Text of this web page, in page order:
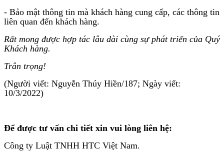
- Bảo mật thông tin mà khách hàng cung cấp, các thông tin
liên quan đến khách hàng.
Rất mong được hợp tác lâu dài cùng sự phát triển của Quý
Khách hàng.
Trân trọng!
(Người viết: Nguyễn Thúy Hiền/187; Ngày viết:
10/3/2022)
Để được tư vấn chi tiết xin vui lòng liên hệ:
Công ty Luật TNHH HTC Việt Nam.